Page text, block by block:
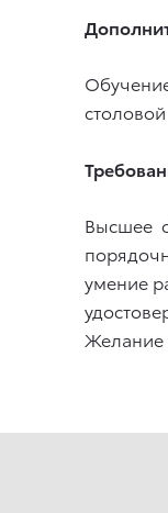
столовой
Высшее
умение
Желание